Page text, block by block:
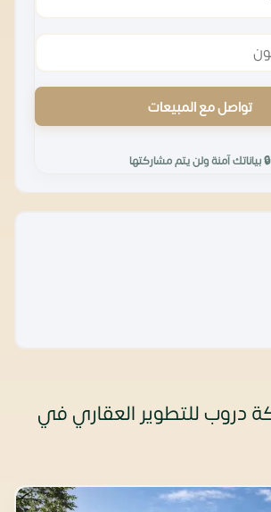
تواصل مع المبيعات
🔒 بياناتك آمنة ولن يتم مشاركتها
دروب للتطوير العقاري في